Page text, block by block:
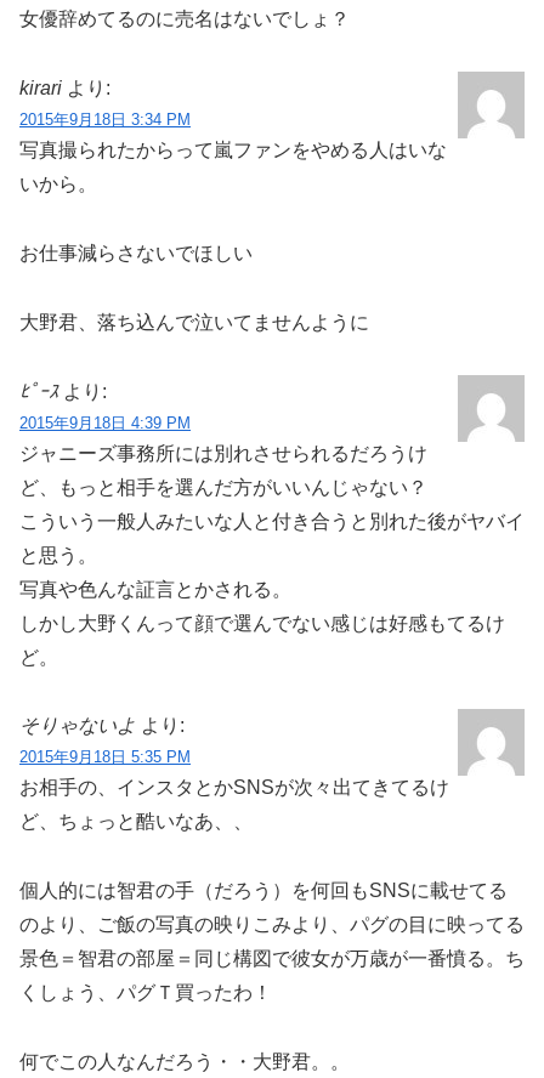
女優辞めてるのに売名はないでしょ？
kirari より:
2015年9月18日 3:34 PM
写真撮られたからって嵐ファンをやめる人はいな
いから。
お仕事減らさないでほしい
大野君、落ち込んで泣いてませんように
ﾋﾟｰｽ より:
2015年9月18日 4:39 PM
ジャニーズ事務所には別れさせられるだろうけ
ど、もっと相手を選んだ方がいいんじゃない？
こういう一般人みたいな人と付き合うと別れた後がヤバイ
と思う。
写真や色んな証言とかされる。
しかし大野くんって顔で選んでない感じは好感もてるけ
ど。
そりゃないよ より:
2015年9月18日 5:35 PM
お相手の、インスタとかSNSが次々出てきてるけ
ど、ちょっと酷いなあ、、
個人的には智君の手（だろう）を何回もSNSに載せてる
のより、ご飯の写真の映りこみより、パグの目に映ってる
景色＝智君の部屋＝同じ構図で彼女が万歳が一番憤る。ち
くしょう、パグＴ買ったわ！
何でこの人なんだろう・・大野君。。